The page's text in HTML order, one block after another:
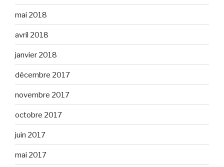
mai 2018
avril 2018
janvier 2018
décembre 2017
novembre 2017
octobre 2017
juin 2017
mai 2017